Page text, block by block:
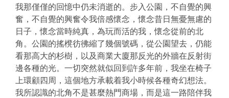
我那僅僅的回憶中仍未消逝的。步入公園，不自覺的興
奮，不自覺的興奮令我倍感懷念，懷念昔日無憂無慮的
日子，懷念當時純真，為玩而活的我，懷念從前的北
角。公園的搖櫈彷彿縮了幾個號碼，從公園望去，仍能
看那高大的杉樹，以及商業大廈那反光的外牆在反射街
邊各種的光。一切突然就似回到許多年前，我坐在椅子
上環顧四周，這個地方承載着我小時候各種奇幻想法。
我所認識的北角不是甚麼熱門商場，而是這一路陪伴我